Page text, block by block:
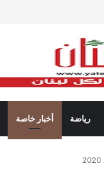
رياضة أخبار خاصة